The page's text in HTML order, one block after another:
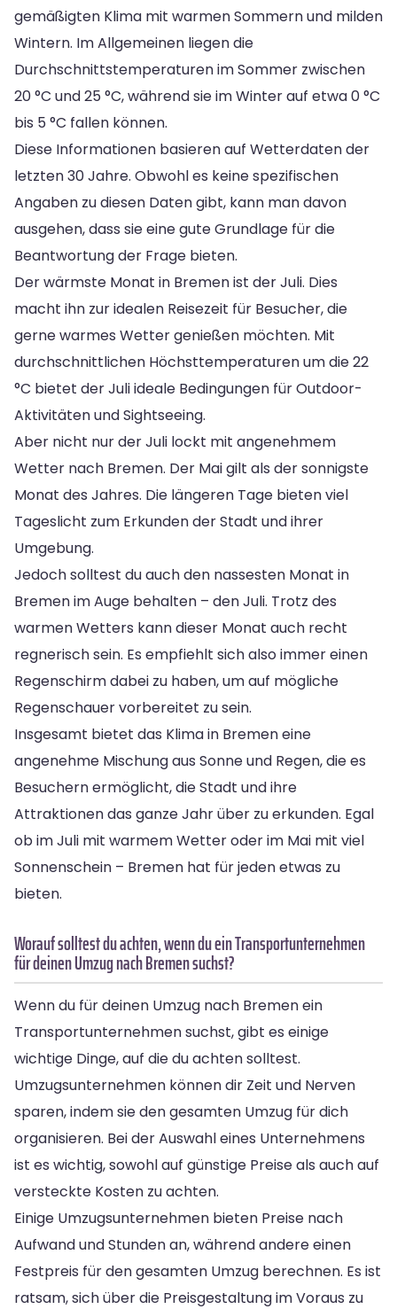
gemäßigten Klima mit warmen Sommern und milden
Wintern. Im Allgemeinen liegen die
Durchschnittstemperaturen im Sommer zwischen
20 °C und 25 °C, während sie im Winter auf etwa 0 °C
bis 5 °C fallen können.
Diese Informationen basieren auf Wetterdaten der
letzten 30 Jahre. Obwohl es keine spezifischen
Angaben zu diesen Daten gibt, kann man davon
ausgehen, dass sie eine gute Grundlage für die
Beantwortung der Frage bieten.
Der wärmste Monat in Bremen ist der Juli. Dies
macht ihn zur idealen Reisezeit für Besucher, die
gerne warmes Wetter genießen möchten. Mit
durchschnittlichen Höchsttemperaturen um die 22
°C bietet der Juli ideale Bedingungen für Outdoor-
Aktivitäten und Sightseeing.
Aber nicht nur der Juli lockt mit angenehmem
Wetter nach Bremen. Der Mai gilt als der sonnigste
Monat des Jahres. Die längeren Tage bieten viel
Tageslicht zum Erkunden der Stadt und ihrer
Umgebung.
Jedoch solltest du auch den nassesten Monat in
Bremen im Auge behalten – den Juli. Trotz des
warmen Wetters kann dieser Monat auch recht
regnerisch sein. Es empfiehlt sich also immer einen
Regenschirm dabei zu haben, um auf mögliche
Regenschauer vorbereitet zu sein.
Insgesamt bietet das Klima in Bremen eine
angenehme Mischung aus Sonne und Regen, die es
Besuchern ermöglicht, die Stadt und ihre
Attraktionen das ganze Jahr über zu erkunden. Egal
ob im Juli mit warmem Wetter oder im Mai mit viel
Sonnenschein – Bremen hat für jeden etwas zu
bieten.
Worauf solltest du achten, wenn du ein Transportunternehmen
für deinen Umzug nach Bremen suchst?
Wenn du für deinen Umzug nach Bremen ein
Transportunternehmen suchst, gibt es einige
wichtige Dinge, auf die du achten solltest.
Umzugsunternehmen können dir Zeit und Nerven
sparen, indem sie den gesamten Umzug für dich
organisieren. Bei der Auswahl eines Unternehmens
ist es wichtig, sowohl auf günstige Preise als auch auf
versteckte Kosten zu achten.
Einige Umzugsunternehmen bieten Preise nach
Aufwand und Stunden an, während andere einen
Festpreis für den gesamten Umzug berechnen. Es ist
ratsam, sich über die Preisgestaltung im Voraus zu